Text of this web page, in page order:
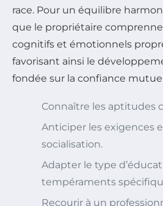
race. Pour un équilibre
que le propriétaire
cognitifs et émotionnels
favorisant ainsi le
fondée sur la confiance
Connaître les aptitudes
Anticiper les exigences
socialisation.
Adapter le type
tempéraments
Recourir à un